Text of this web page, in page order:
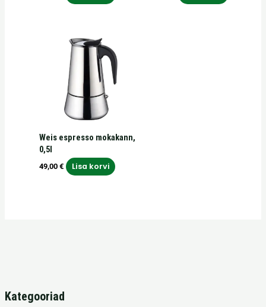
Kategooriad
Weis espresso mokakann,
0,5l
49,00€ Lisa korvi